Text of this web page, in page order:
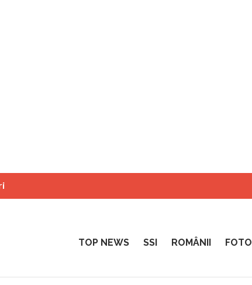
TOP NEWS SSI ROMÂNII